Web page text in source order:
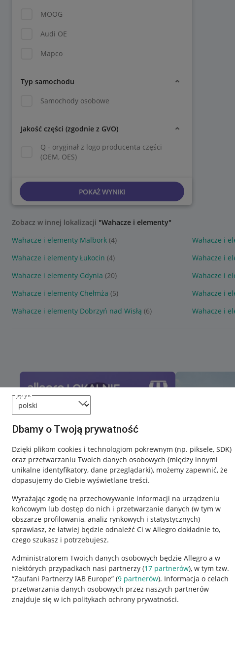
język
Dbamy o Twoją prywatność
Dzięki plikom cookies i technologiom pokrewnym (np. piksele, SDK)
oraz przetwarzaniu Twoich danych osobowych (między innymi
unikalne identyfikatory, dane przeglądarki), możemy zapewnić, że
dopasujemy do Ciebie wyświetlane treści.
Wyrażając zgodę na przechowywanie informacji na urządzeniu
końcowym lub dostęp do nich i przetwarzanie danych (w tym w
obszarze profilowania, analiz rynkowych i statystycznych)
sprawiasz, że łatwiej będzie odnaleźć Ci w Allegro dokładnie to,
czego szukasz i potrzebujesz.
Administratorem Twoich danych osobowych będzie Allegro a w
niektórych przypadkach nasi partnerzy (17 partnerów), w tym tzw.
“Zaufani Partnerzy IAB Europe” (9 partnerów). Informacja o celach
przetwarzania danych osobowych przez naszych partnerów
znajduje się w ich politykach ochrony prywatności.
MOOG
Audi OE
Mapco
Typ samochodu
Samochody osobowe
Jakość części (zgodnie z GVO)
Q - oryginał z logo producenta części
(OEM, OES)
POKAŻ WYNIKI
Zobacz w innej lokalizacji "Wahacze i elementy"
Wahacze i elementy Malbork (4) Wahacze i
Wahacze i elementy Łukocin (4) Wahacze i
Wahacze i elementy Gdynia (20) Wahacze i
Wahacze i elementy Chełmża (5) Wahacze i
Wahacze i elementy Dobrzyń nad Wisłą (6) Wahacze i
Przydatne informacje
Jak to działa
Napisz do nas
Allegro Gadane dla sprzedających
Regulamin
Polityka plików
Ustawienia plików
Udostępnianie
Informacje dla